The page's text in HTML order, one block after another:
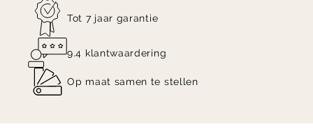
Tot 7 jaar garantie
9.4 klantwaardering
Op maat samen te stellen